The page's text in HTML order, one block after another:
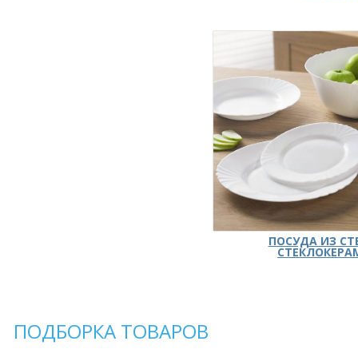
ПОСУДА ИЗ
ПОДБОРКА ТОВАРОВ